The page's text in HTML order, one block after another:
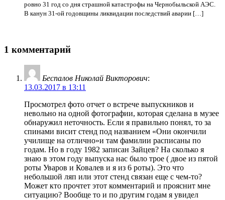
ровно 31 год со дня страшной катастрофы на Чернобыльской АЭС.
В канун 31-ой годовщины ликвидации последствий аварии […]
1 комментарий
Беспалов Николай Викторович:
13.03.2017 в 13:11
Просмотрел фото отчет о встрече выпускников и
невольно на одной фотографии, которая сделана в музее
обнаружил неточность. Если я правильно понял, то за
спинами висит стенд под названием «Они окончили
училище на отлично»и там фамилии расписаны по
годам. Но в году 1982 записан Зайцев? На сколько я
знаю в этом году выпуска нас было трое ( двое из пятой
роты Уваров и Ковалев и я из 6 роты). Это что
небольшой ляп или этот стенд связан еще с чем-то?
Может кто прочтет этот комментарий и прояснит мне
ситуацию? Вообще то и по другим годам я увидел